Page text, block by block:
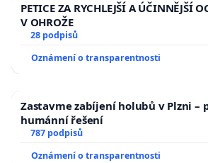
PETICE ZA RYCHLEJŠÍ A ÚČINNĚJŠÍ
V OHROŽE
28 podpisů
Oznámení o transparentnosti
Zastavme zabíjení holubů v Plzni –
humánní řešení
787 podpisů
Oznámení o transparentnosti